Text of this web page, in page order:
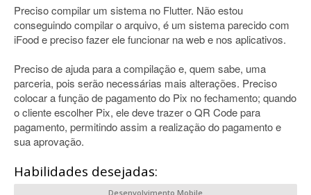
Preciso compilar um sistema no Flutter. Não estou
conseguindo compilar o arquivo, é um sistema parecido com
iFood e preciso fazer ele funcionar na web e nos aplicativos.
Preciso de ajuda para a compilação e, quem sabe, uma
parceria, pois serão necessárias mais alterações. Preciso
colocar a função de pagamento do Pix no fechamento; quando
o cliente escolher Pix, ele deve trazer o QR Code para
pagamento, permitindo assim a realização do pagamento e
sua aprovação.
Habilidades desejadas:
Desenvolvimento Mobile